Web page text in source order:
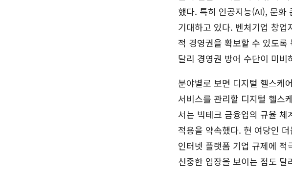
했다. 특히 인공지능(AI), 문화
기대하고 있다. 벤처기업 창
적 경영권을 확보할 수 있도
달리 경영권 방어 수단이 미
분야별로 보면 디지털 헬스케
서비스를 관리할 디지털 헬스
서는 빅테크 금융업의 규율
적용을 약속했다. 현 여당인
인터넷 플랫폼 기업 규제에
신중한 입장을 보이는 점도